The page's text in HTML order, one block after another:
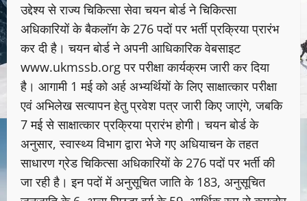
उद्देश्य से राज्य चिकित्सा सेवा चयन बोर्ड ने चिकित्सा
अधिकारियों के बैकलॉग के 276 पदों पर भर्ती प्रक्रिया प्रारंभ
कर दी है। चयन बोर्ड ने अपनी आधिकारिक वेबसाइट
www.ukmssb.org पर परीक्षा कार्यक्रम जारी कर दिया
है। आगामी 1 मई को अर्ह अभ्यर्थियों के लिए साक्षात्कार परीक्षा
एवं अभिलेख सत्यापन हेतु प्रवेश पत्र जारी किए जाएंगे, जबकि
7 मई से साक्षात्कार प्रक्रिया प्रारंभ होगी। चयन बोर्ड के
अनुसार, स्वास्थ्य विभाग द्वारा भेजे गए अधियाचन के तहत
साधारण ग्रेड चिकित्सा अधिकारियों के 276 पदों पर भर्ती की
जा रही है। इन पदों में अनुसूचित जाति के 183, अनुसूचित